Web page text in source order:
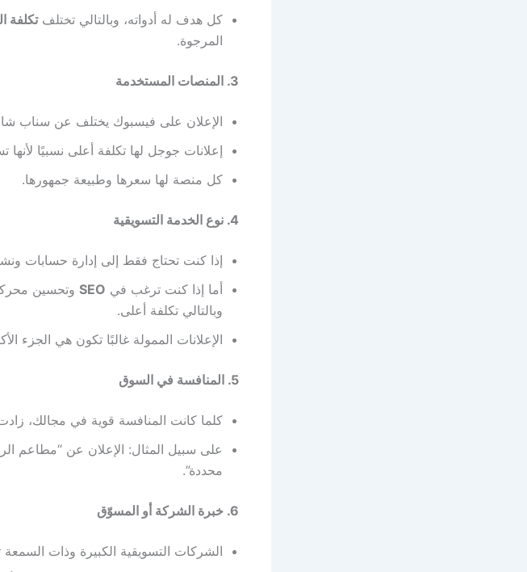
كل هدف له أدواته، وبالتالي تختلفتكلفة
المرجوة.
3. المنصات المستخدمة
الإعلان على فيسبوك يختلف عن سناب
إعلانات جوجل لها تكلفة أعلى نسبيًا
كل منصة لها سعرها وطبيعة جمهورها.
4. نوع الخدمة التسويقية
إذا كنت تحتاج فقط إلى إدارة حسابات
أما إذا كنت ترغب في SEO وتحسين
وبالتالي تكلفة أعلى.
الإعلانات الممولة غالبًا تكون هي الجزء
5. المنافسة في السوق
كلما كانت المنافسة قوية في مجالك،
على سبيل المثال: الإعلان عن “مطاعم
محددة”.
6. خبرة الشركة أو المسوّق
الشركات التسويقية الكبيرة وذات